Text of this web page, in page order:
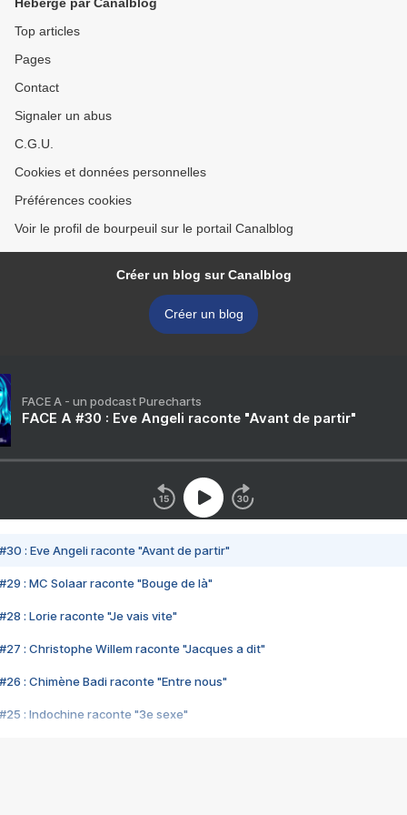
Top articles
Pages
Contact
Signaler un abus
C.G.U.
Cookies et données personnelles
Préférences cookies
Voir le profil de bourpeuil sur le portail Canalblog
Créer un blog sur Canalblog
Créer un blog
FACE A - un podcast Purecharts
FACE A #30 : Eve Angeli raconte "Avant de partir"
#30 : Eve Angeli raconte "Avant de partir"
#29 : MC Solaar raconte "Bouge de là"
#28 : Lorie raconte "Je vais vite"
#27 : Christophe Willem raconte "Jacques a dit"
#26 : Chimène Badi raconte "Entre nous"
#25 : Indochine raconte "3e sexe"